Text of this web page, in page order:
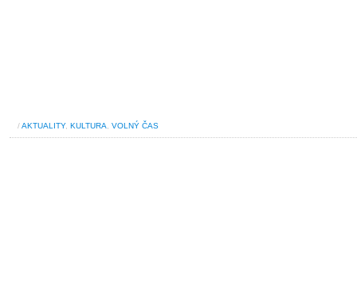
/AKTUALITY, KULTURA VOLNÝ ČAS